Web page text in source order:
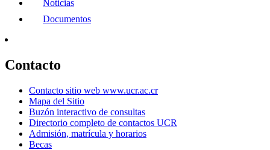
Noticias
Documentos
Contacto
Contacto sitio web www.ucr.ac.cr
Mapa del Sitio
Buzón interactivo de consultas
Directorio completo de contactos UCR
Admisión, matrícula y horarios
Becas